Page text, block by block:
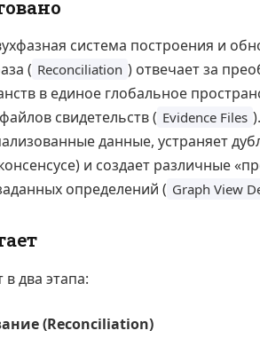
система построения и
( Reconciliation ) отвечает за
в единое глобальное
свидетельств ( Evidence Files
данные, устраняет
и создает различные
определений ( Graph View
два этапа:
(Reconciliation)